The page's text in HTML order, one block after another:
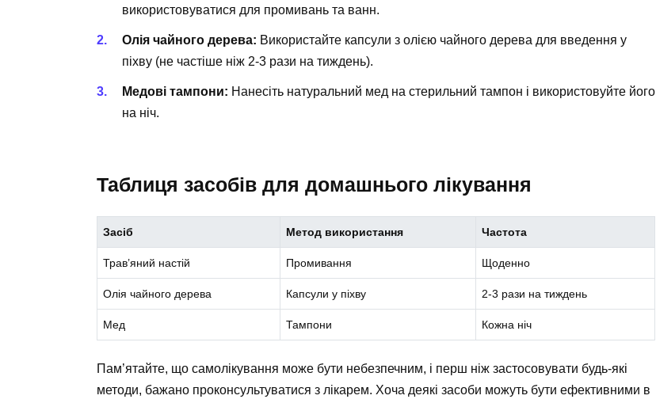
використовуватися для промивань та ванн.
Олія чайного дерева: Використайте капсули з олією чайного дерева для введення у
піхву (не частіше ніж 2-3 рази на тиждень).
Медові тампони: Нанесіть натуральний мед на стерильний тампон і використовуйте його
на ніч.
Таблиця засобів для домашнього лікування
Засіб Метод використання Частота
Трав’яний настій Промивання Щоденно
Олія чайного дерева Капсули у піхву 2-3 рази на тиждень
Мед Тампони Кожна ніч
Пам’ятайте, що самолікування може бути небезпечним, і перш ніж застосовувати будь-які
методи, бажано проконсультуватися з лікарем. Хоча деякі засоби можуть бути ефективними в